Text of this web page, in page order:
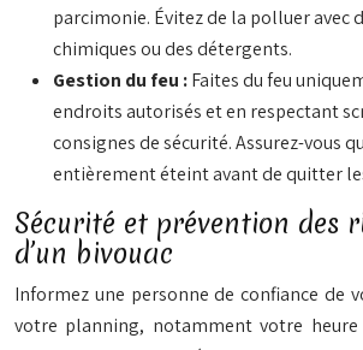
parcimonie. Évitez de la polluer avec
chimiques ou des détergents.
Gestion du feu :Faites du feu
endroits autorisés et en respectant
consignes de sécurité. Assurez-vous
entièrement éteint avant de quitter
Sécurité et prévention des
d’un bivouac
Informez une personne de confiance de
votre planning, notamment votre